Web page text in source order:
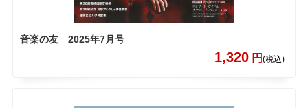
音楽の友 2025年7月号
1,320 円(税込)